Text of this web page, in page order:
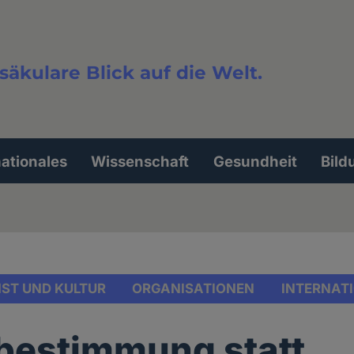
Blick auf die Welt.
Wissenschaft Gesundheit
UND KULTUR ORGANISATIONEN